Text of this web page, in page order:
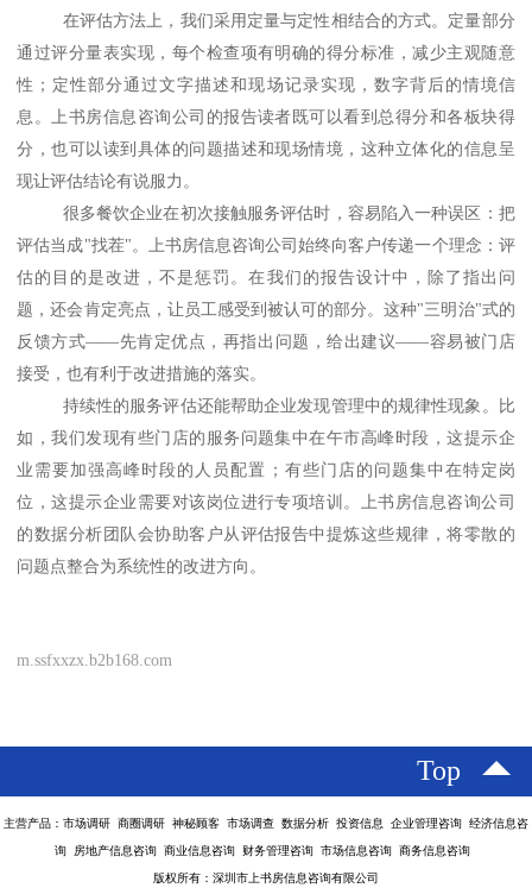
在评估方法上，我们采用定量与定性相结合的方式。定量部分
通过评分量表实现，每个检查项有明确的得分标准，减少主观随意
性；定性部分通过文字描述和现场记录实现，数字背后的情境信
息。上书房信息咨询公司的报告读者既可以看到总得分和各板块得
分，也可以读到具体的问题描述和现场情境，这种立体化的信息呈
现让评估结论有说服力。
很多餐饮企业在初次接触服务评估时，容易陷入一种误区：把
评估当成"找茬"。上书房信息咨询公司始终向客户传递一个理念：评
估的目的是改进，不是惩罚。在我们的报告设计中，除了指出问
题，还会肯定亮点，让员工感受到被认可的部分。这种"三明治"式的
反馈方式——先肯定优点，再指出问题，给出建议——容易被门店
接受，也有利于改进措施的落实。
持续性的服务评估还能帮助企业发现管理中的规律性现象。比
如，我们发现有些门店的服务问题集中在午市高峰时段，这提示企
业需要加强高峰时段的人员配置；有些门店的问题集中在特定岗
位，这提示企业需要对该岗位进行专项培训。上书房信息咨询公司
的数据分析团队会协助客户从评估报告中提炼这些规律，将零散的
问题点整合为系统性的改进方向。
m.ssfxxzx.b2b168.com
Top
主营产品：市场调研 商圈调研 神秘顾客 市场调查 数据分析 投资信息 企业管理咨询 经济信息咨
询 房地产信息咨询 商业信息咨询 财务管理咨询 市场信息咨询 商务信息咨询
版权所有：深圳市上书房信息咨询有限公司